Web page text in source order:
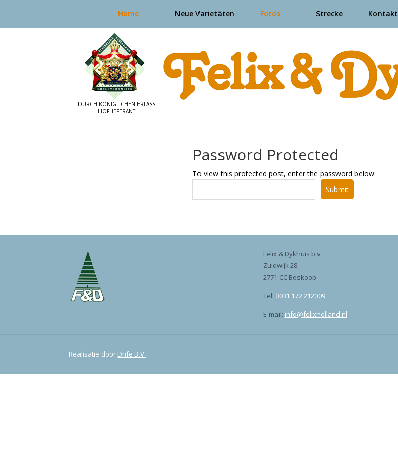
Home Neue Varietäten Fotos Strecke Kontakt
Password Protected
To view this protected post, enter the password below:
Submit
Felix & Dykhuis b.v
Zuidwijk 28
2771 CC Boskoop
Tel: 0031 172 212009
E-mail: info@felixholland.nl
Realisatie door Drife B.V.